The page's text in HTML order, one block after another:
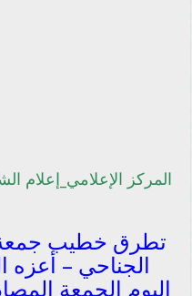
المركز الإعلامي_إعلام
تطرق خطيب جمعة
الجناحي – أعزه